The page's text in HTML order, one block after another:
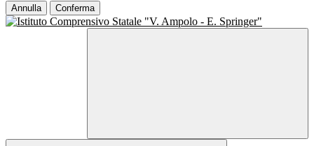
Annulla Conferma